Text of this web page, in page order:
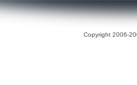
Copyright 2006-